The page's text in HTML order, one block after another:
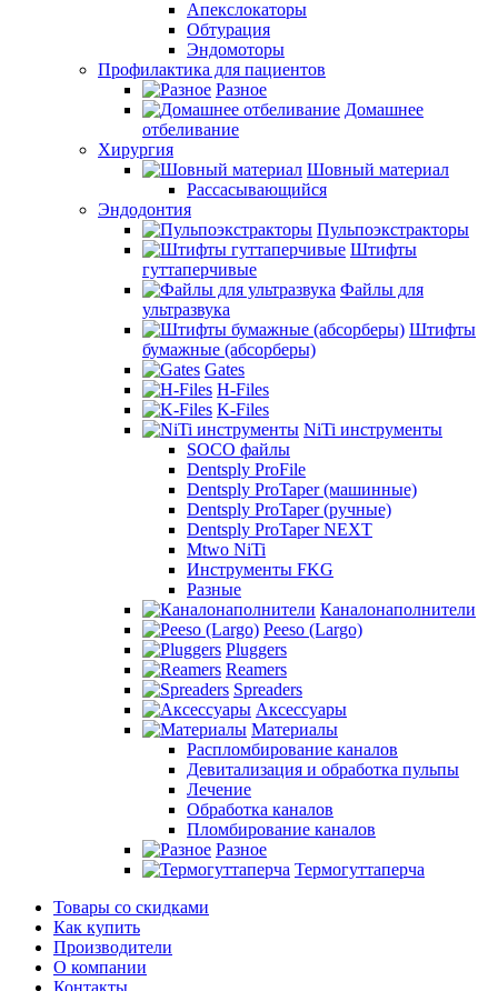
Апекслокаторы
Обтурация
Эндомоторы
Профилактика для пациентов
Разное
Домашнее
отбеливание
Хирургия
Шовный материал
Рассасывающийся
Эндодонтия
Пульпоэкстракторы
Штифты
гуттаперчивые
Файлы для
ультразвука
Штифты
бумажные (абсорберы)
Gates
H-Files
K-Files
NiTi инструменты
SOCO файлы
Dentsply ProFile
Dentsply ProTaper (машинные)
Dentsply ProTaper (ручные)
Dentsply ProTaper NEXT
Mtwo NiTi
Инструменты FKG
Разные
Каналонаполнители
Peeso (Largo)
Pluggers
Reamers
Spreaders
Аксессуары
Материалы
Распломбирование каналов
Девитализация и обработка пульпы
Лечение
Обработка каналов
Пломбирование каналов
Разное
Термогуттаперча
Товары со скидками
Как купить
Производители
О компании
Контакты